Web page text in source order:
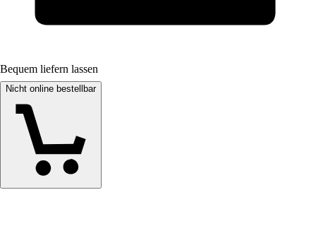
Bequem liefern lassen
Nicht online bestellbar